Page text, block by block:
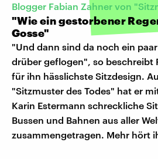
Blogger Fabian Zahner von
"Wie ein gestorbener
Gosse"
"Und dann sind da noch ein
drüber geflogen", so beschreibt
für ihn hässlichste Sitzdesign.
"Sitzmuster des Todes" hat er
Karin Estermann schreckliche
Bussen und Bahnen aus aller
zusammengetragen. Mehr hört